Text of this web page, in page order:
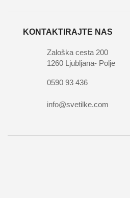
KONTAKTIRAJTE NAS
Zaloška cesta 200
1260 Ljubljana- Polje
0590 93 436
info@svetilke.com